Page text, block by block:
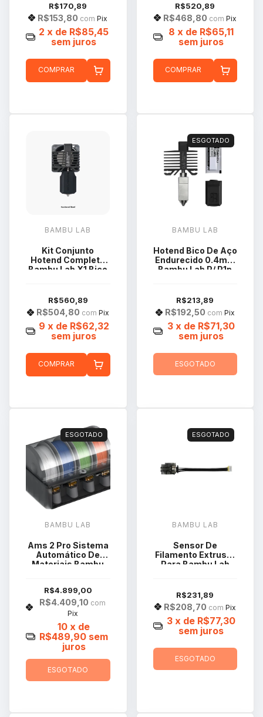
R$170,89
R$153,80 com Pix
2 x de R$85,45
sem juros
COMPRAR
R$520,89
R$468,80 com Pix
8 x de R$65,11
sem juros
COMPRAR
BAMBU LAB
Kit Conjunto
Hotend Completo
Bambu Lab X1 Bico
R$560,89
R$504,80 com Pix
9 x de R$62,32
sem juros
COMPRAR
ESGOTADO
BAMBU LAB
Hotend Bico De Aço
Endurecido 0.4mm
Bambu Lab P/ P1p
R$213,89
R$192,50 com Pix
3 x de R$71,30
sem juros
ESGOTADO
ESGOTADO
BAMBU LAB
Ams 2 Pro Sistema
Automático De
Materiais Bambu
R$4.899,00
R$4.409,10 com
Pix
10 x de
R$489,90 sem
juros
ESGOTADO
ESGOTADO
BAMBU LAB
Sensor De
Filamento Extrusor
Para Bambu Lab
R$231,89
R$208,70 com Pix
3 x de R$77,30
sem juros
ESGOTADO